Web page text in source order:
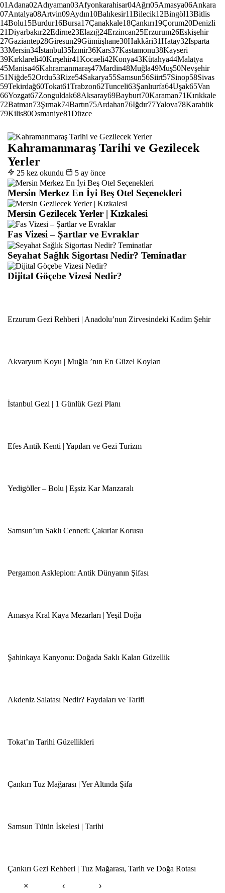
01 Adana02Adıyaman03Afyonkarahisar04Ağrı05Amasya06Ankara
07Antalya08Artvin09Aydın10Balıkesir11Bilecik12Bingöl13Bitlis
14Bolu15Burdur16Bursa17Çanakkale18Çankırı19Çorum20Denizli
21Diyarbakır22Edirne23Elazığ24Erzincan25Erzurum26Eskişehir
27Gaziantep28Giresun29Gümüşhane30Hakkâri31Hatay32Isparta
33Mersin34İstanbul35İzmir36Kars37Kastamonu38Kayseri
39Kırklareli40Kırşehir41Kocaeli42Konya43Kütahya44Malatya
45Manisa46Kahramanmaraş47Mardin48Muğla49Muş50Nevşehir
51Niğde52Ordu53Rize54Sakarya55Samsun56Siirt57Sinop58Sivas
59Tekirdağ60Tokat61Trabzon62Tunceli63Şanlıurfa64Uşak65Van
66Yozgat67Zonguldak68Aksaray69Bayburt70Karaman71Kırıkkale
72Batman73Şırnak74Bartın75Ardahan76Iğdır77Yalova78Karabük
79Kilis80Osmaniye81Düzce
Kahramanmaraş Tarihi ve Gezilecek
Yerler
25 kez okundu 5 ay önce
Mersin Merkez En İyi Beş Otel Seçenekleri
Mersin Gezilecek Yerler | Kızkalesi
Fas Vizesi – Şartlar ve Evraklar
Seyahat Sağlık Sigortası Nedir? Teminatlar
Dijital Göçebe Vizesi Nedir?
Erzurum Gezi Rehberi | Anadolu’nun Zirvesindeki Kadim Şehir
Akvaryum Koyu | Muğla ’nın En Güzel Koyları
İstanbul Gezi | 1 Günlük Gezi Planı
Efes Antik Kenti | Yapıları ve Gezi Turizm
Yedigöller – Bolu | Eşsiz Kar Manzaralı
Samsun’un Saklı Cenneti: Çakırlar Korusu
Pergamon Asklepion: Antik Dünyanın Şifası
Amasya Kral Kaya Mezarları | Yeşil Doğa
Şahinkaya Kanyonu: Doğada Saklı Kalan Güzellik
Akdeniz Salatası Nedir? Faydaları ve Tarifi
Tokat’ın Tarihi Güzellikleri
Çankırı Tuz Mağarası | Yer Altında Şifa
Samsun Tütün İskelesi | Tarihi
Çankırı Gezi Rehberi | Tuz Mağarası, Tarih ve Doğa Rotası
×
‹ ›